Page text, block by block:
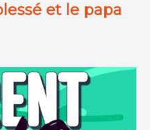
et le papa